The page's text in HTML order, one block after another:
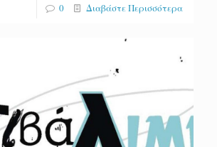
0 Διαβάστε Περισσότερα